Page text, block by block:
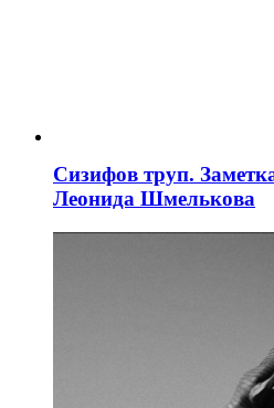
Сизифов труп.
Леонида Шмелькова